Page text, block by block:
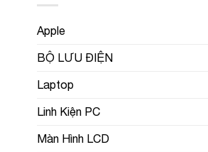
Apple
BỘ LƯU ĐIỆN
Laptop
Linh Kiện PC
Màn Hình LCD